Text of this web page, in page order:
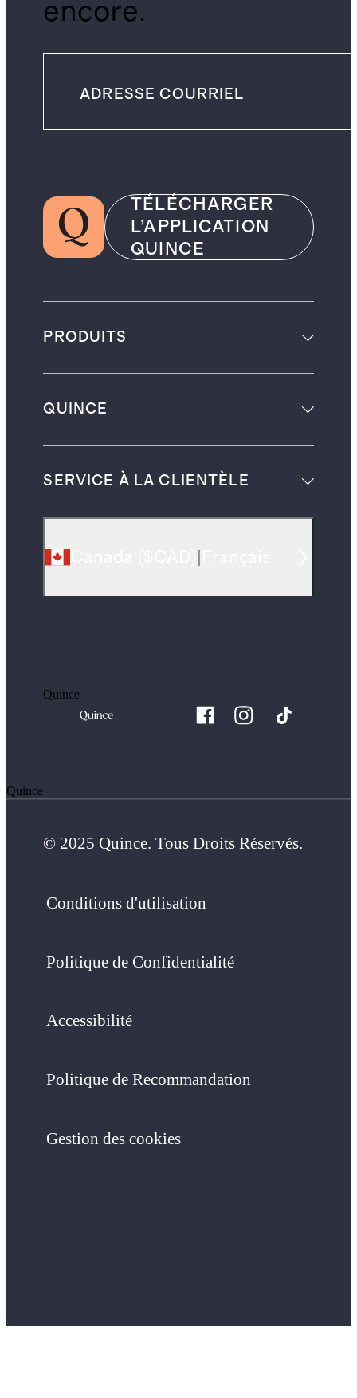
encore.
TÉLÉCHARGER
L’APPLICATION
QUINCE
PRODUITS
QUINCE
SERVICE À LA CLIENTÈLE
Quince
Quince
© 2025 Quince. Tous Droits Réservés.
Conditions d'utilisation
Politique de Confidentialité
Accessibilité
Politique de Recommandation
Gestion des cookies